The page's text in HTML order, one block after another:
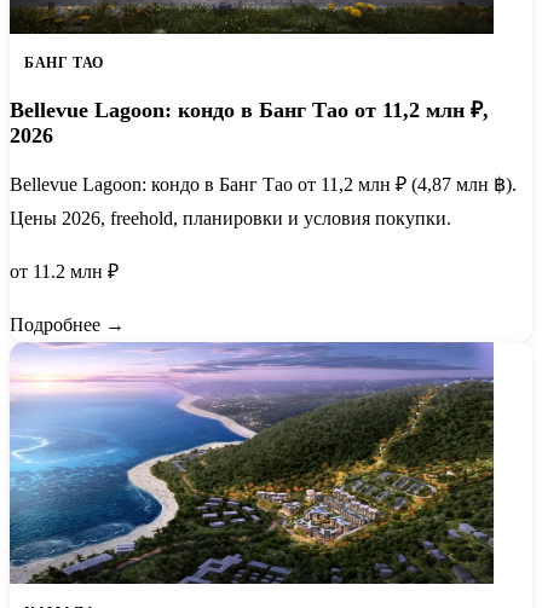
БАНГ ТАО
Bellevue Lagoon: кондо в Банг Тао от 11,2 млн ₽,
2026
Bellevue Lagoon: кондо в Банг Тао от 11,2 млн ₽ (4,87 млн ฿).
Цены 2026, freehold, планировки и условия покупки.
от 11.2 млн ₽
Подробнее →